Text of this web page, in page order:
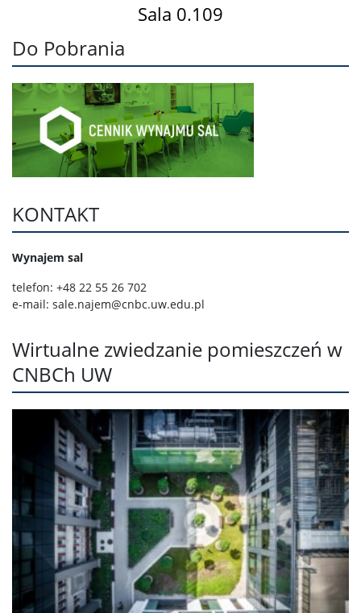
Sala 0.109
Do Pobrania
KONTAKT
Wynajem sal
telefon: +48 22 55 26 702
e-mail: sale.najem@cnbc.uw.edu.pl
Wirtualne zwiedzanie pomieszczeń w
CNBCh UW